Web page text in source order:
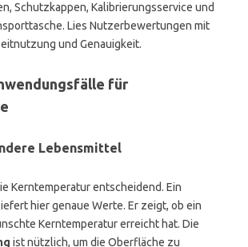
Schutzkappen, Kalibrierungsservice und
Lies Nutzerbewertungen mit
und Genauigkeit.
für
Lebensmittel
Kerntemperatur entscheidend. Ein
liefert hier genaue Werte. Er zeigt, ob ein
Kerntemperatur erreicht hat. Die
ist nützlich, um die Oberfläche zu